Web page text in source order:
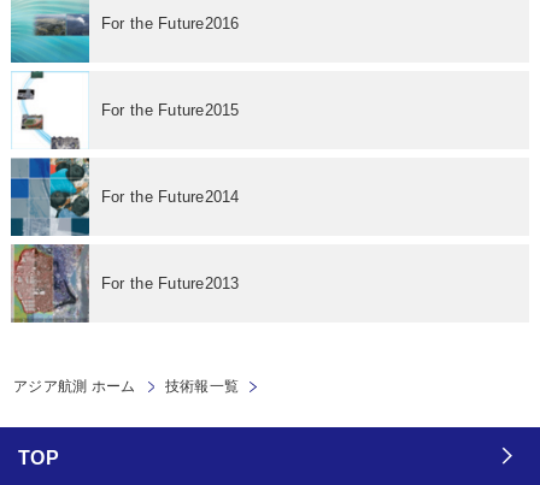
For the Future2016
For the Future2015
For the Future2014
For the Future2013
アジア航測 ホーム 技術報一覧
TOP